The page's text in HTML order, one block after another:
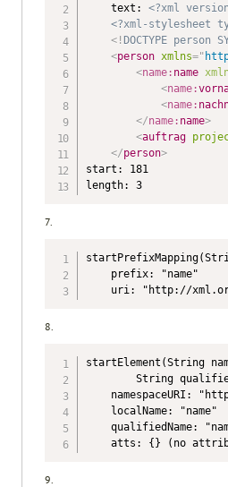
    text:
<?xml
<?xml-stylesheet
<! DOCTYPE person
<person xmlns="
<name: name
<name:
<name:
</name: name>
<auftrag
</person>
start: 181
length: 3
7.
    prefix: "name"
uri: "http://
8.
startElement(String
String
namespaceURI:
    localName: "name"
qualifiedName:
atts: {} (no
9.